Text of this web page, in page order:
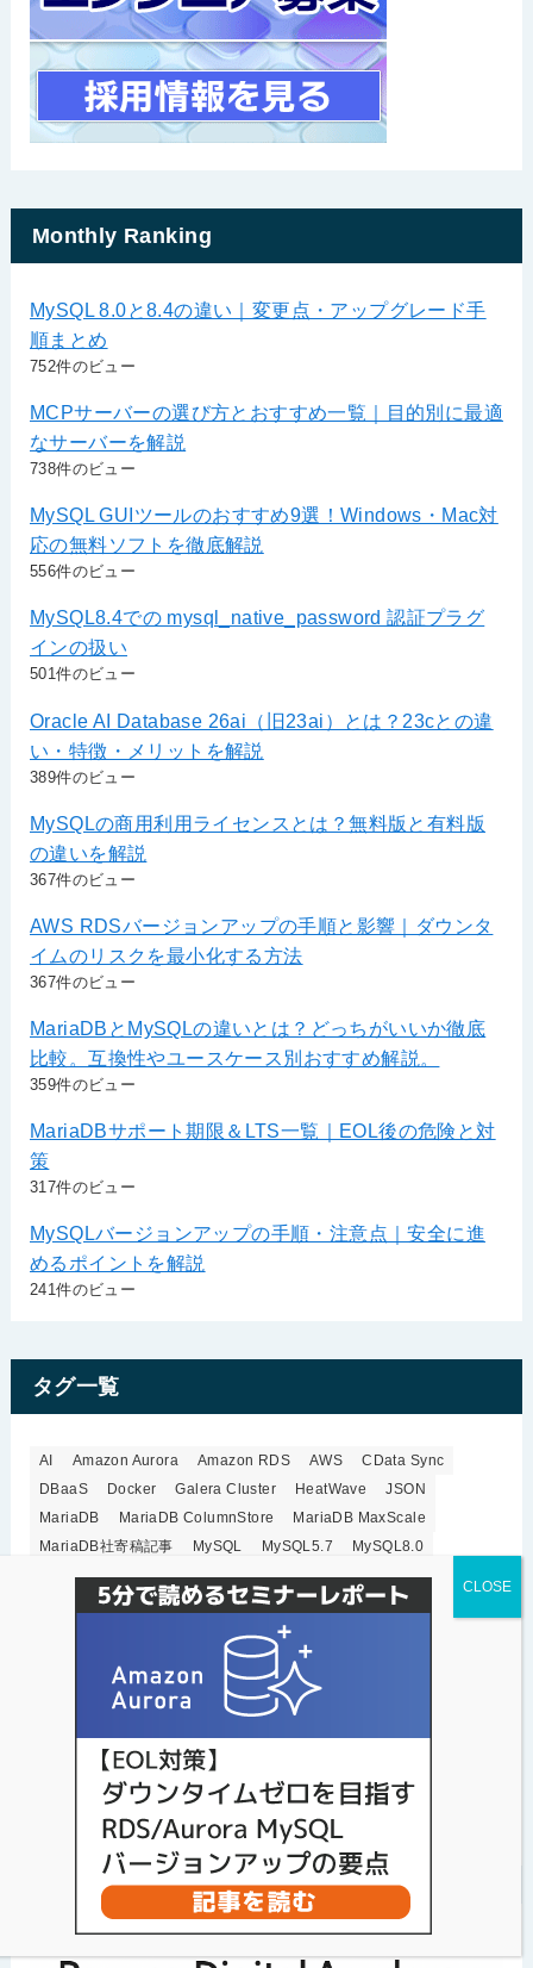
Monthly Ranking
MySQL 8.0と8.4の違い｜変更点・アップグレード手
順まとめ
752件のビュー
MCPサーバーの選び方とおすすめ一覧｜目的別に最適
なサーバーを解説
738件のビュー
MySQL GUIツールのおすすめ9選！Windows・Mac対
応の無料ソフトを徹底解説
556件のビュー
MySQL8.4での mysql_native_password 認証プラグ
インの扱い
501件のビュー
Oracle AI Database 26ai（旧23ai）とは？23cとの違
い・特徴・メリットを解説
389件のビュー
MySQLの商用利用ライセンスとは？無料版と有料版
の違いを解説
367件のビュー
AWS RDSバージョンアップの手順と影響｜ダウンタ
イムのリスクを最小化する方法
367件のビュー
MariaDBとMySQLの違いとは？どっちがいいか徹底
比較。互換性やユースケース別おすすめ解説。
359件のビュー
MariaDBサポート期限＆LTS一覧｜EOL後の危険と対
策
317件のビュー
MySQLバージョンアップの手順・注意点｜安全に進
めるポイントを解説
241件のビュー
タグ一覧
AI Amazon Aurora Amazon RDS AWS
CData Sync
DBaaS
Docker Galera Cluster HeatWave
JSON
MariaDB
MariaDB ColumnStore
MariaDB MaxScale
MariaDB社寄稿記事
MySQL MySQL5.7
MySQL8.0
MySQL 8.4
MySQL Cluster
MySQL Database Service
MySQL Enterprise
MySQL Group Replication
MySQL InnoDB Cluster
Oracle Autonomous Database
Oracle MySQL Cloud Service
Orchestrator
Percona Monitoring and Management
Percona Server for MySQL
Percona XtraBackup
Percona XtraDB Cluster
sysbench
クラウドデータベース
セキュリティ
セミナー開催情報
ベンチマーク レプリケーション